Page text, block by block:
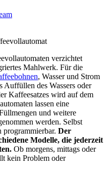
verzichtet
Mahlwerk. Für die
, Wasser und Strom
Auffüllen des Wassers oder
Kaffeesatzes wird auf dem
lassen eine
und weitere
werden. Selbst
programmierbar. Der
Modelle, die jederzeit
Ob morgens, mittags oder
kein Problem oder